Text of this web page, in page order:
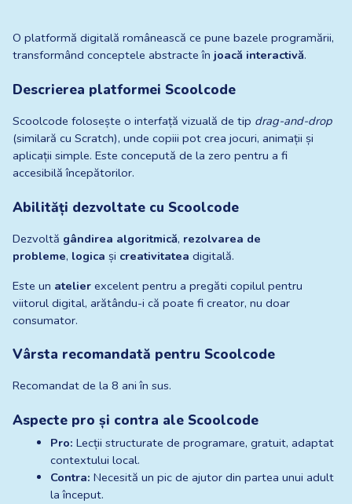
O platformă digitală românească ce pune bazele programării,
transformând conceptele abstracte în joacă interactivă.
Descrierea platformei Scoolcode
Scoolcode folosește o interfață vizuală de tip drag-and-drop
(similară cu Scratch), unde copiii pot crea jocuri, animații și
aplicații simple. Este concepută de la zero pentru a fi
accesibilă începătorilor.
Abilități dezvoltate cu Scoolcode
Dezvoltă gândirea algoritmică, rezolvarea de
probleme, logica și creativitatea digitală.
Este un atelier excelent pentru a pregăti copilul pentru
viitorul digital, arătându-i că poate fi creator, nu doar
consumator.
Vârsta recomandată pentru Scoolcode
Recomandat de la 8 ani în sus.
Aspecte pro și contra ale Scoolcode
Pro: Lecții structurate de programare, gratuit, adaptat
contextului local.
Contra: Necesită un pic de ajutor din partea unui adult
la început.